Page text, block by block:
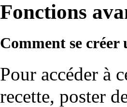
Fonctions
Comment se créer
Pour accéder à
recette, poster